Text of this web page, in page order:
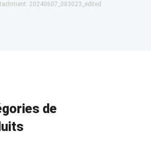
20240607_083023_edited
item
de